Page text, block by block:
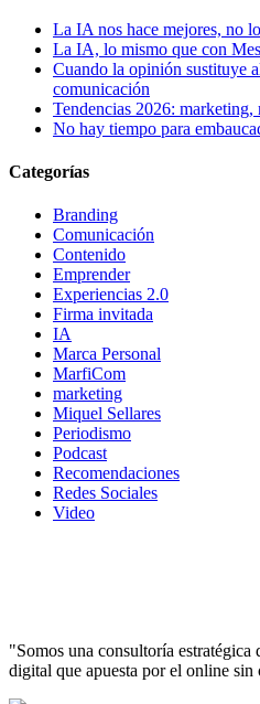
La IA nos hace mejores, no
La IA, lo mismo que con
Cuando la opinión sustituye
comunicación
Tendencias 2026: marketing,
No hay tiempo para
Categorías
Branding
Comunicación
Contenido
Emprender
Experiencias 2.0
Firma invitada
IA
Marca Personal
MarfiCom
marketing
Miquel Sellares
Periodismo
Podcast
Recomendaciones
Redes Sociales
Video
"Somos una consultoría
digital que apuesta por el online